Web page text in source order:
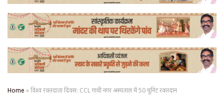
Home »विश्व रक्तदाता दिवस: CCL गांधी नगर अस्पताल में 50 यूनिट रक्तदान